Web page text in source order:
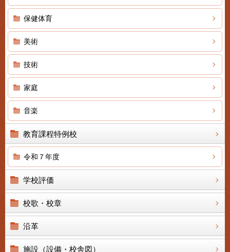
保健体育
美術
技術
家庭
音楽
教育課程特例校
令和７年度
学校評価
校歌・校章
沿革
施設（設備・校舎図）